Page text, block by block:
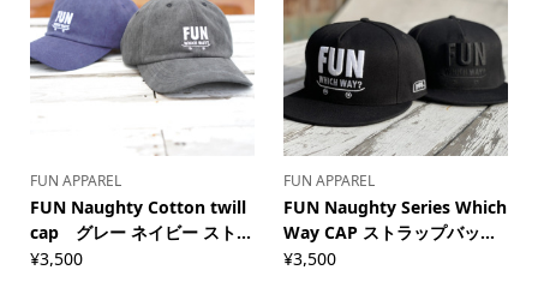
FUN APPAREL
FUN Naughty Cotton twill
cap グレー ネイビー スト...
¥3,500
FUN APPAREL
FUN Naughty Series Which
Way CAP ストラップバッ...
¥3,500